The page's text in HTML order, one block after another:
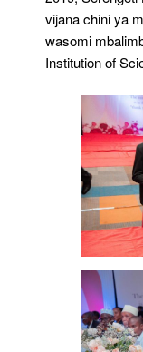
vijana chini ya
wasomi
Institution of